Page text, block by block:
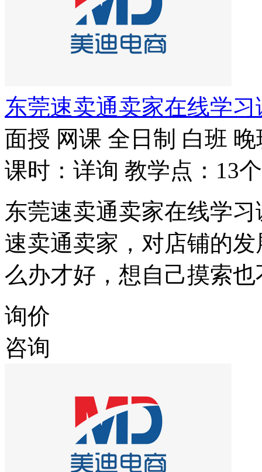
东莞速卖通卖家在线学习
面授 网课 全日制 白班 晚
课时：详询 教学点：13个
东莞速卖通卖家在线学
速卖通卖家，对店铺的
么办才好，想自己摸索
询价
咨询